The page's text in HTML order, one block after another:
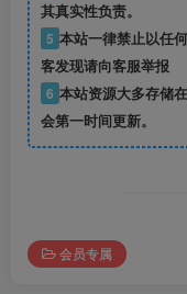
其真实性负责。
5 本站一律禁止以任
客发现请向客服举报
6 本站资源大多存储
会第一时间更新。
会员专属